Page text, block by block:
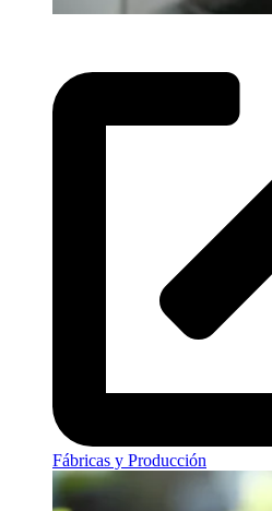
Fábricas y Producción